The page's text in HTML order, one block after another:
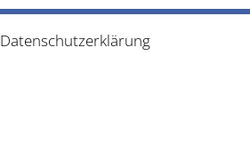
Datenschutzerklärung